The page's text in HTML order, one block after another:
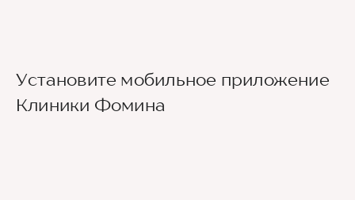
Установите мобильное приложение
Клиники Фомина